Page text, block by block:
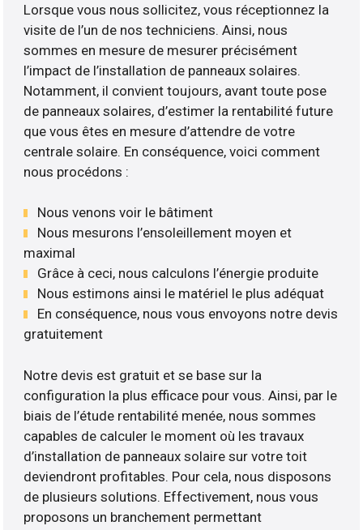
Lorsque vous nous sollicitez, vous réceptionnez la
visite de l’un de nos techniciens. Ainsi, nous
sommes en mesure de mesurer précisément
l’impact de l’installation de panneaux solaires.
Notamment, il convient toujours, avant toute pose
de panneaux solaires, d’estimer la rentabilité future
que vous êtes en mesure d’attendre de votre
centrale solaire. En conséquence, voici comment
nous procédons :
Nous venons voir le bâtiment
Nous mesurons l’ensoleillement moyen et
maximal
Grâce à ceci, nous calculons l’énergie produite
Nous estimons ainsi le matériel le plus adéquat
En conséquence, nous vous envoyons notre devis
gratuitement
Notre devis est gratuit et se base sur la
configuration la plus efficace pour vous. Ainsi, par le
biais de l’étude rentabilité menée, nous sommes
capables de calculer le moment où les travaux
d’installation de panneaux solaire sur votre toit
deviendront profitables. Pour cela, nous disposons
de plusieurs solutions. Effectivement, nous vous
proposons un branchement permettant